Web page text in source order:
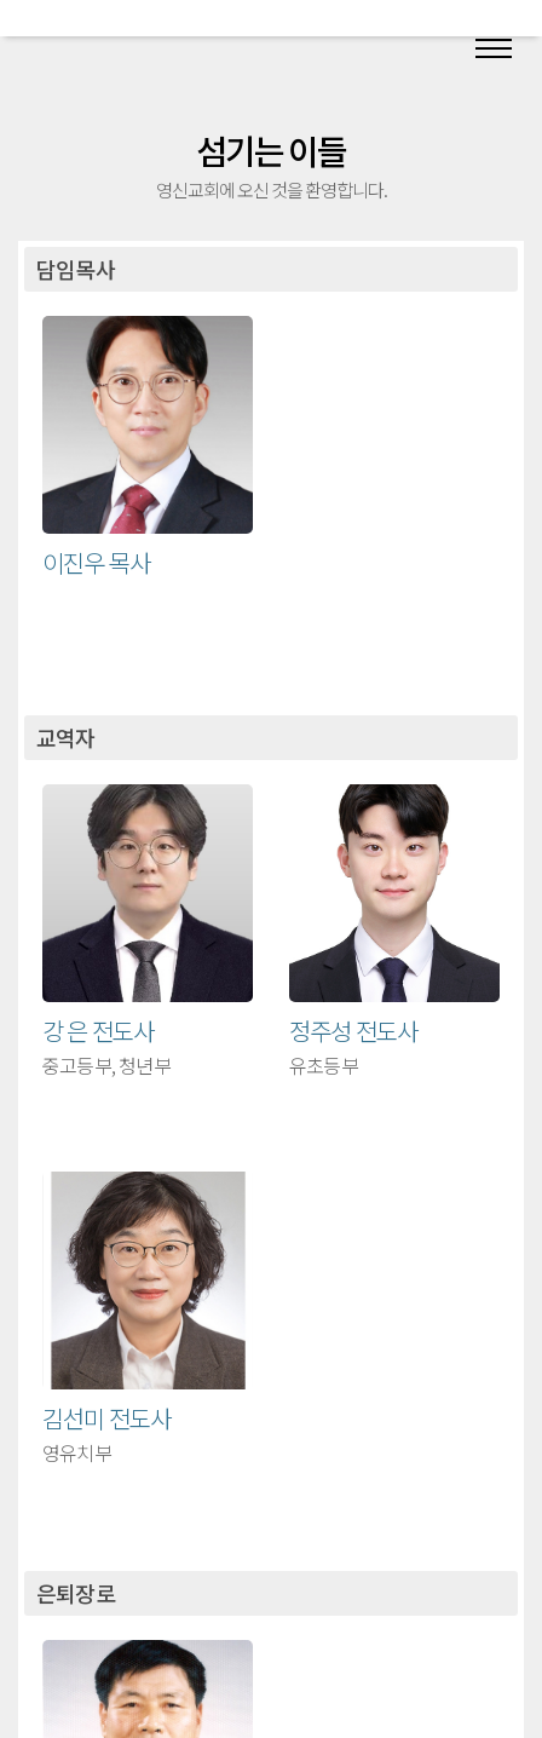
섬기는 이들
영신교회에 오신 것을 환영합니다.
담임목사
이진우 목사
교역자
강 은 전도사
중고등부, 청년부
정주성 전도사
유초등부
김선미 전도사
영유치부
은퇴장로